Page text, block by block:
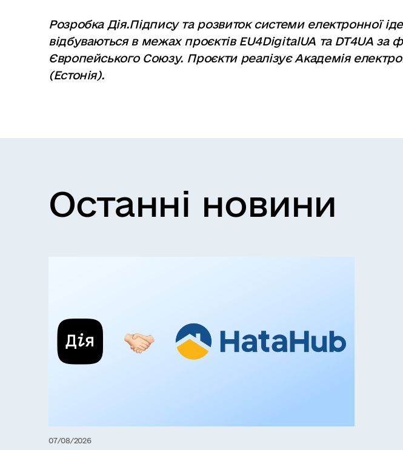
Розробка Дія.Підпису та розвиток системи електронної
відбуваються в межах проєктів EU4DigitalUA та DT4UA за
Європейського Союзу. Проєкти реалізує Академія
(Естонія).
Останні новини
07/08/2026